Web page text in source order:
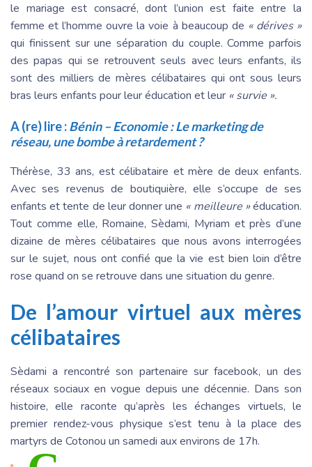
le mariage est consacré, dont l’union est faite entre la
femme et l’homme ouvre la voie à beaucoup de « dérives »
qui finissent sur une séparation du couple. Comme parfois
des papas qui se retrouvent seuls avec leurs enfants, ils
sont des milliers de mères célibataires qui ont sous leurs
bras leurs enfants pour leur éducation et leur « survie ».
A (re) lire :Bénin – Economie : Le marketing de
réseau, une bombe à retardement ?
Thérèse, 33 ans, est célibataire et mère de deux enfants.
Avec ses revenus de boutiquière, elle s’occupe de ses
enfants et tente de leur donner une « meilleure »éducation.
Tout comme elle, Romaine, Sèdami, Myriam et près d’une
dizaine de mères célibataires que nous avons interrogées
sur le sujet, nous ont confié que la vie est bien loin d’être
rose quand on se retrouve dans une situation du genre.
De l’amour virtuel aux mères
célibataires
Sèdami a rencontré son partenaire sur facebook, un des
réseaux sociaux en vogue depuis une décennie. Dans son
histoire, elle raconte qu’après les échanges virtuels, le
premier rendez-vous physique s’est tenu à la place des
martyrs de Cotonou un samedi aux environs de 17h.